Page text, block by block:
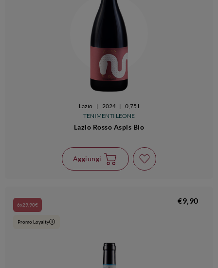
Lazio | 2024 | 0,75 l
TENIMENTI LEONE
Lazio Rosso Aspis Bio
Aggiungi
6x29,90€
Promo Loyalty i
€9,90